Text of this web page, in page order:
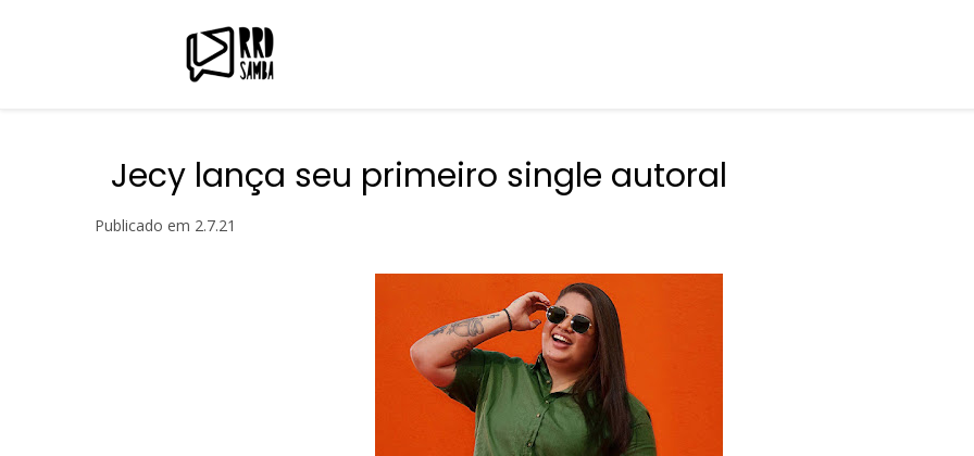
Jecy lança seu primeiro single autoral
Publicado em 2.7.21